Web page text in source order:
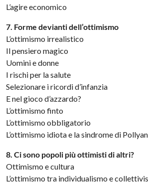
L’agire economico
7. Forme devianti dell’ottimismo
L’ottimismo irrealistico
Il pensiero magico
Uomini e donne
I rischi per la salute
Selezionare i ricordi d’infanzia
E nel gioco d’azzardo?
L’ottimismo finto
L’ottimismo obbligatorio
L’ottimismo idiota e la sindrome di
8. Ci sono popoli più ottimisti di altri?
Ottimismo e cultura
L’ottimismo tra individualismo e